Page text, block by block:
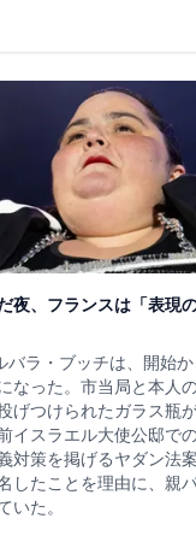
夜、フランスは「表現
バラ・ブッチは、開始
なった。市当局と本人
げつけられたガラス瓶
イスラエル大使公邸で
対策を掲げるヤダン法
したことを理由に、親
いた。